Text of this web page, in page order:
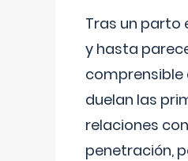
Tras un parto
y hasta
comprensible
duelan las
relaciones con
penetración,